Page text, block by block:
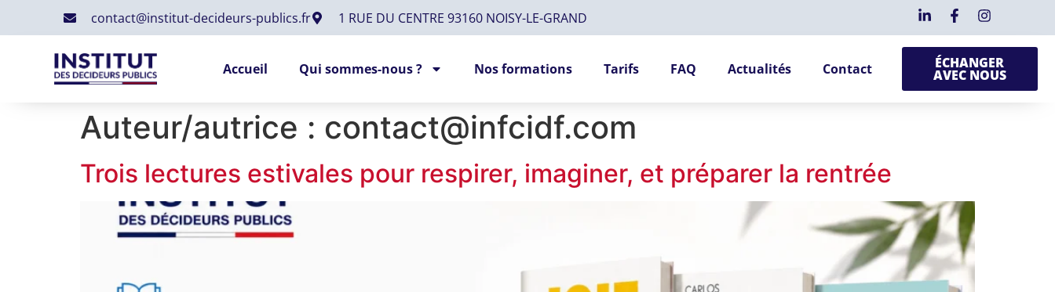
contact@institut-decideurs-publics.fr 1 RUE DU CENTRE 93160 NOISY-LE-GRAND
Accueil Qui sommes-nous ? Nos formations Tarifs FAQ Actualités Contact ÉCHANGER
AVEC NOUS
Auteur/autrice : contact@infcidf.com
Trois lectures estivales pour respirer, imaginer, et préparer la rentrée